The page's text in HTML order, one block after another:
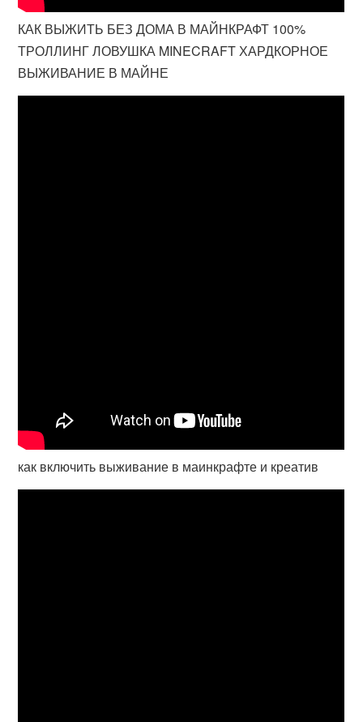
КАК ВЫЖИТЬ БЕЗ ДОМА В МАЙНКРАФТ 100%
ТРОЛЛИНГ ЛОВУШКА MINECRAFT ХАРДКОРНОЕ
ВЫЖИВАНИЕ В МАЙНЕ
как включить выживание в маинкрафте и креатив